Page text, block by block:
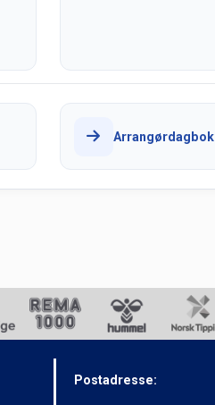
Arrangørdagbok
Postadresse: